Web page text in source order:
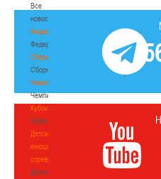
Все
новости
Федерация
Федерация
Сборные
Сборные
Чемпионат
Чемпионат
Кубок
Кубок
Детско-
юношеские
соревнования
Детско-